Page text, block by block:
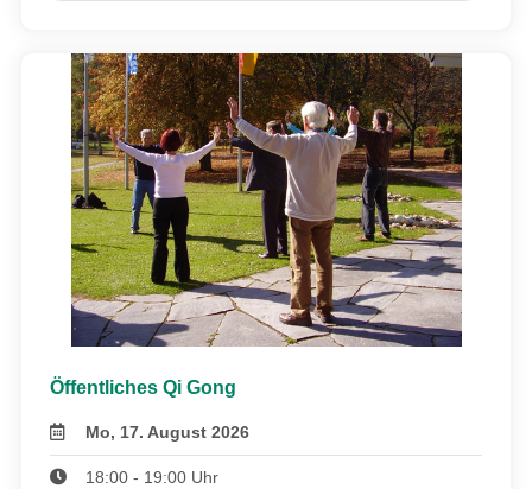
Öffentliches Qi Gong
Mo, 17. August 2026
18:00 - 19:00 Uhr